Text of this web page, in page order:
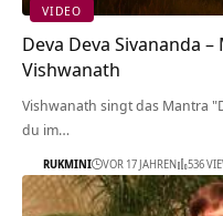
VIDEO
Deva Deva Sivananda
Vishwanath
Vishwanath singt das Mantra
du im…
RUKMINI VOR 17 JAHREN 536